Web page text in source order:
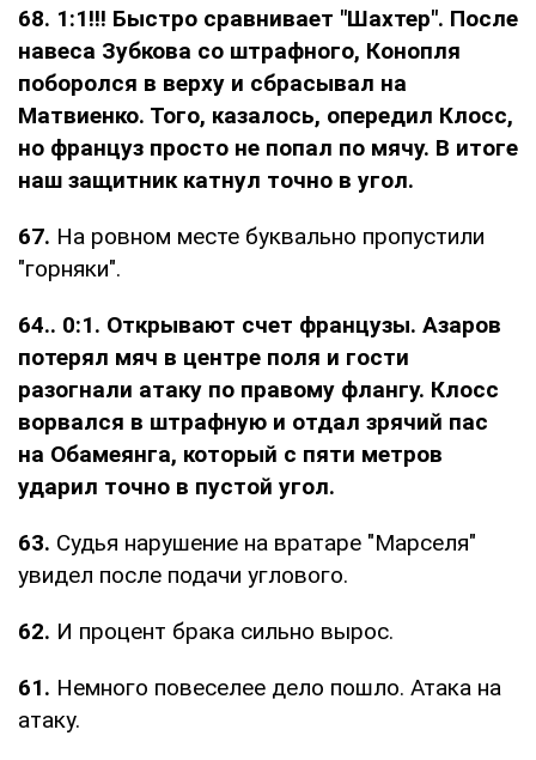
68. 1:1!!! Быстро сравнивает "Шахтер". После
навеса Зубкова со штрафного, Конопля
поборолся в верху и сбрасывал на
Матвиенко. Того, казалось, опередил Клосс,
но француз просто не попал по мячу. В итоге
наш защитник катнул точно в угол.
67. На ровном месте буквально пропустили
"горняки".
64.. 0:1. Открывают счет французы. Азаров
потерял мяч в центре поля и гости
разогнали атаку по правому флангу. Клосс
ворвался в штрафную и отдал зрячий пас
на Обамеянга, который с пяти метров
ударил точно в пустой угол.
63. Судья нарушение на вратаре "Марселя"
увидел после подачи углового.
62. И процент брака сильно вырос.
61. Немного повеселее дело пошло. Атака на
атаку.